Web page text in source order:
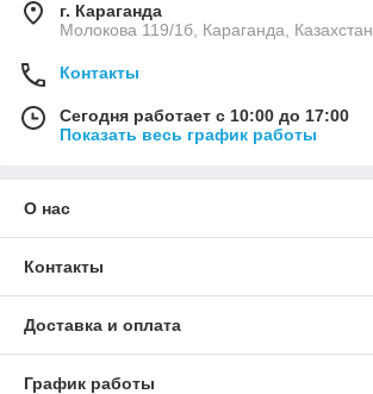
г. Караганда
Молокова 119/1б, Караганда, Казахстан
Контакты
Сегодня работает с 10:00 до 17:00
Показать весь график работы
О нас
Контакты
Доставка и оплата
График работы